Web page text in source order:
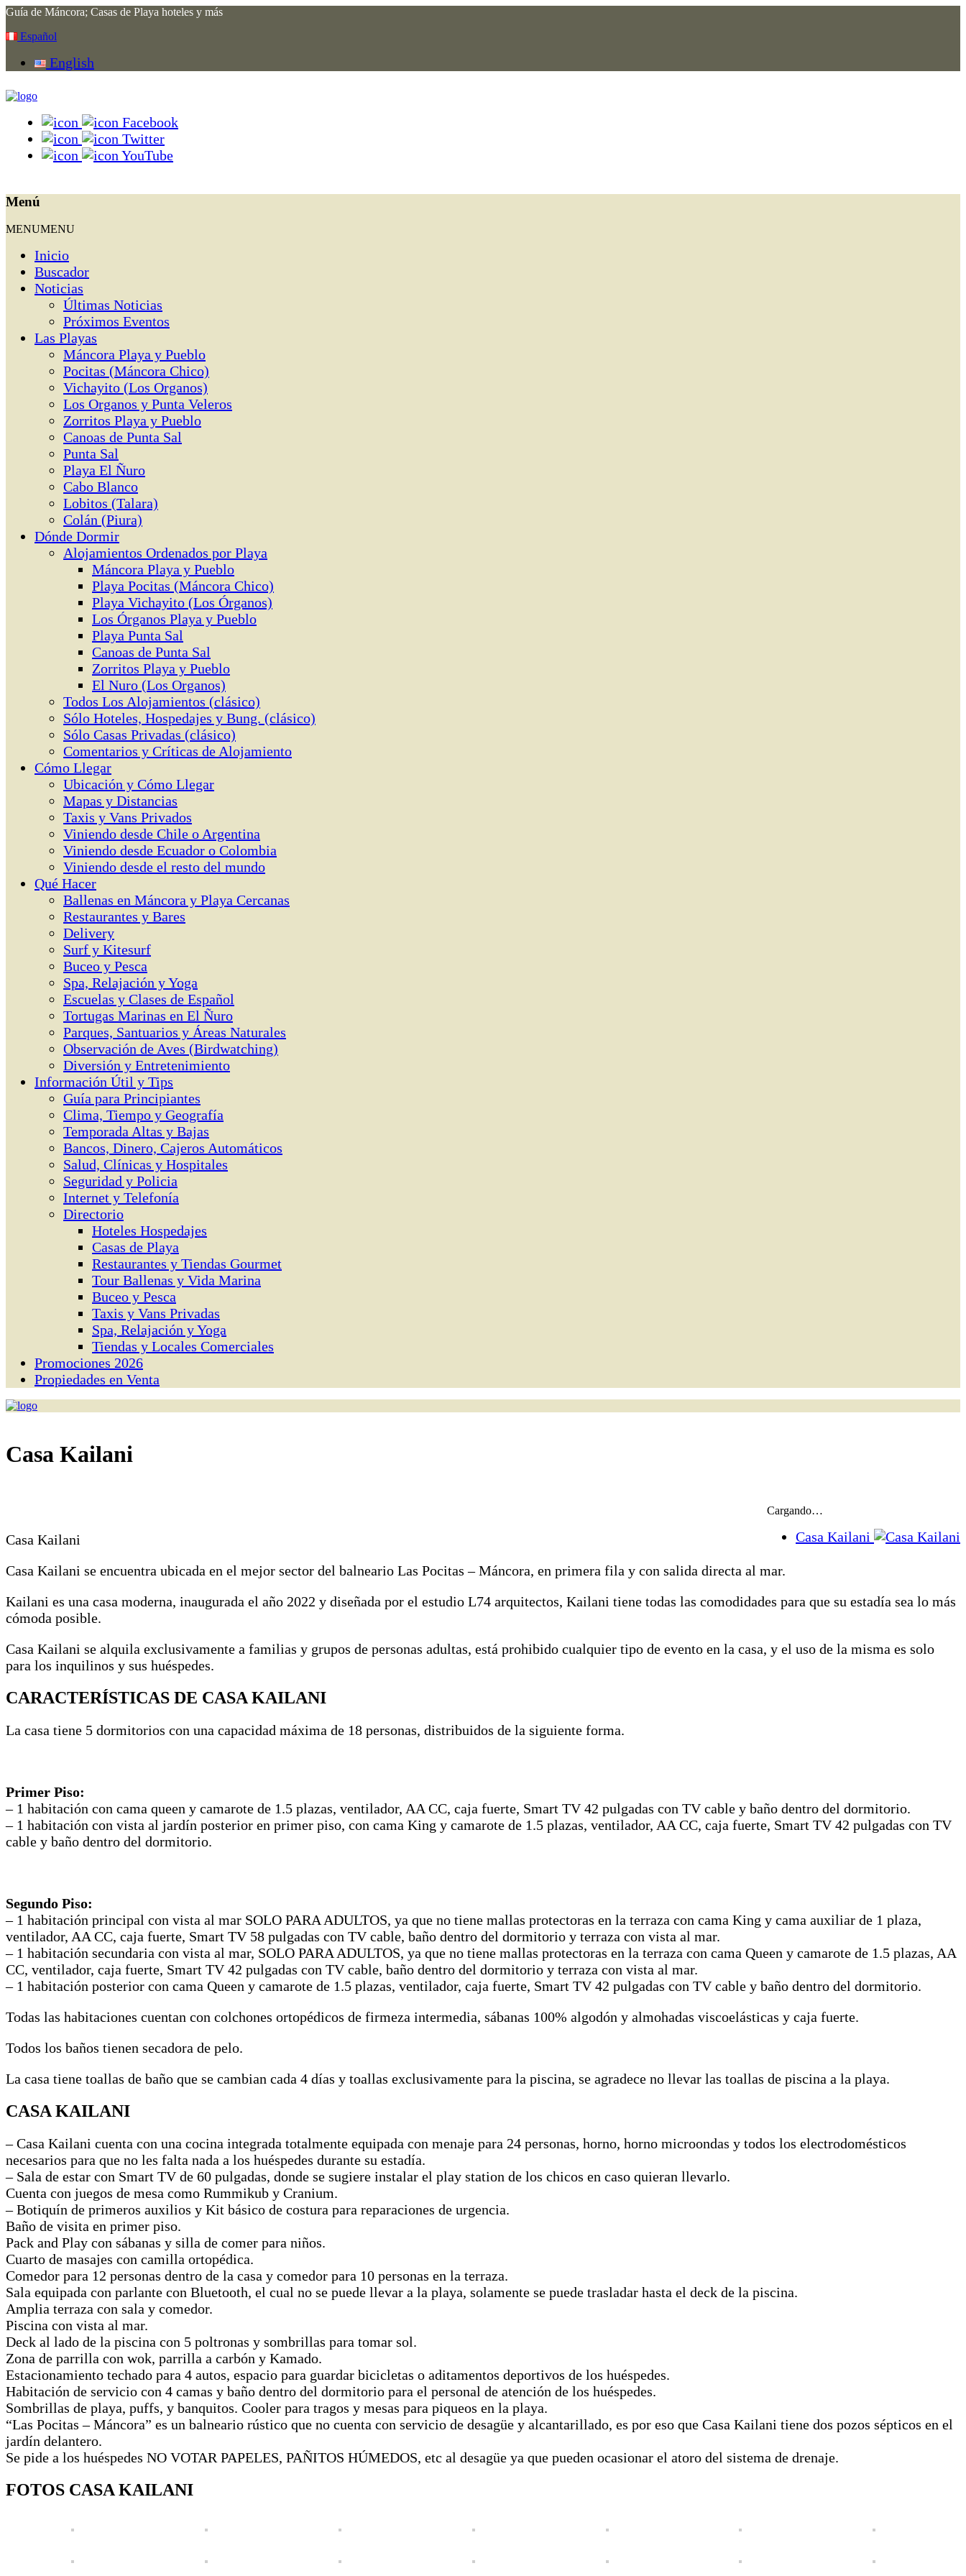
Guía de Máncora; Casas de Playa hoteles y más
Español
English
Facebook
Twitter
YouTube
Menú
MENUMENU
Inicio
Buscador
Noticias
Últimas Noticias
Próximos Eventos
Las Playas
Máncora Playa y Pueblo
Pocitas (Máncora Chico)
Vichayito (Los Organos)
Los Organos y Punta Veleros
Zorritos Playa y Pueblo
Canoas de Punta Sal
Punta Sal
Playa El Ñuro
Cabo Blanco
Lobitos (Talara)
Colán (Piura)
Dónde Dormir
Alojamientos Ordenados por Playa
Máncora Playa y Pueblo
Playa Pocitas (Máncora Chico)
Playa Vichayito (Los Órganos)
Los Órganos Playa y Pueblo
Playa Punta Sal
Canoas de Punta Sal
Zorritos Playa y Pueblo
El Nuro (Los Organos)
Todos Los Alojamientos (clásico)
Sólo Hoteles, Hospedajes y Bung. (clásico)
Sólo Casas Privadas (clásico)
Comentarios y Críticas de Alojamiento
Cómo Llegar
Ubicación y Cómo Llegar
Mapas y Distancias
Taxis y Vans Privados
Viniendo desde Chile o Argentina
Viniendo desde Ecuador o Colombia
Viniendo desde el resto del mundo
Qué Hacer
Ballenas en Máncora y Playa Cercanas
Restaurantes y Bares
Delivery
Surf y Kitesurf
Buceo y Pesca
Spa, Relajación y Yoga
Escuelas y Clases de Español
Tortugas Marinas en El Ñuro
Parques, Santuarios y Áreas Naturales
Observación de Aves (Birdwatching)
Diversión y Entretenimiento
Información Útil y Tips
Guía para Principiantes
Clima, Tiempo y Geografía
Temporada Altas y Bajas
Bancos, Dinero, Cajeros Automáticos
Salud, Clínicas y Hospitales
Seguridad y Policia
Internet y Telefonía
Directorio
Hoteles Hospedajes
Casas de Playa
Restaurantes y Tiendas Gourmet
Tour Ballenas y Vida Marina
Buceo y Pesca
Taxis y Vans Privadas
Spa, Relajación y Yoga
Tiendas y Locales Comerciales
Promociones 2026
Propiedades en Venta
Casa Kailani
Cargando…
Casa Kailani
Casa Kailani
Casa Kailani se encuentra ubicada en el mejor sector del balneario Las Pocitas – Máncora, en primera fila y con salida directa al mar.
Kailani es una casa moderna, inaugurada el año 2022 y diseñada por el estudio L74 arquitectos, Kailani tiene todas las comodidades para que su estadía sea lo más
cómoda posible.
Casa Kailani se alquila exclusivamente a familias y grupos de personas adultas, está prohibido cualquier tipo de evento en la casa, y el uso de la misma es solo
para los inquilinos y sus huéspedes.
CARACTERÍSTICAS DE CASA KAILANI
La casa tiene 5 dormitorios con una capacidad máxima de 18 personas, distribuidos de la siguiente forma.
Primer Piso:
– 1 habitación con cama queen y camarote de 1.5 plazas, ventilador, AA CC, caja fuerte, Smart TV 42 pulgadas con TV cable y baño dentro del dormitorio.
– 1 habitación con vista al jardín posterior en primer piso, con cama King y camarote de 1.5 plazas, ventilador, AA CC, caja fuerte, Smart TV 42 pulgadas con TV
cable y baño dentro del dormitorio.
Segundo Piso:
– 1 habitación principal con vista al mar SOLO PARA ADULTOS, ya que no tiene mallas protectoras en la terraza con cama King y cama auxiliar de 1 plaza,
ventilador, AA CC, caja fuerte, Smart TV 58 pulgadas con TV cable, baño dentro del dormitorio y terraza con vista al mar.
– 1 habitación secundaria con vista al mar, SOLO PARA ADULTOS, ya que no tiene mallas protectoras en la terraza con cama Queen y camarote de 1.5 plazas, AA
CC, ventilador, caja fuerte, Smart TV 42 pulgadas con TV cable, baño dentro del dormitorio y terraza con vista al mar.
– 1 habitación posterior con cama Queen y camarote de 1.5 plazas, ventilador, caja fuerte, Smart TV 42 pulgadas con TV cable y baño dentro del dormitorio.
Todas las habitaciones cuentan con colchones ortopédicos de firmeza intermedia, sábanas 100% algodón y almohadas viscoelásticas y caja fuerte.
Todos los baños tienen secadora de pelo.
La casa tiene toallas de baño que se cambian cada 4 días y toallas exclusivamente para la piscina, se agradece no llevar las toallas de piscina a la playa.
CASA KAILANI
– Casa Kailani cuenta con una cocina integrada totalmente equipada con menaje para 24 personas, horno, horno microondas y todos los electrodomésticos
necesarios para que no les falta nada a los huéspedes durante su estadía.
– Sala de estar con Smart TV de 60 pulgadas, donde se sugiere instalar el play station de los chicos en caso quieran llevarlo.
Cuenta con juegos de mesa como Rummikub y Cranium.
– Botiquín de primeros auxilios y Kit básico de costura para reparaciones de urgencia.
Baño de visita en primer piso.
Pack and Play con sábanas y silla de comer para niños.
Cuarto de masajes con camilla ortopédica.
Comedor para 12 personas dentro de la casa y comedor para 10 personas en la terraza.
Sala equipada con parlante con Bluetooth, el cual no se puede llevar a la playa, solamente se puede trasladar hasta el deck de la piscina.
Amplia terraza con sala y comedor.
Piscina con vista al mar.
Deck al lado de la piscina con 5 poltronas y sombrillas para tomar sol.
Zona de parrilla con wok, parrilla a carbón y Kamado.
Estacionamiento techado para 4 autos, espacio para guardar bicicletas o aditamentos deportivos de los huéspedes.
Habitación de servicio con 4 camas y baño dentro del dormitorio para el personal de atención de los huéspedes.
Sombrillas de playa, puffs, y banquitos. Cooler para tragos y mesas para piqueos en la playa.
“Las Pocitas – Máncora” es un balneario rústico que no cuenta con servicio de desagüe y alcantarillado, es por eso que Casa Kailani tiene dos pozos sépticos en el
jardín delantero.
Se pide a los huéspedes NO VOTAR PAPELES, PAÑITOS HÚMEDOS, etc al desagüe ya que pueden ocasionar el atoro del sistema de drenaje.
FOTOS CASA KAILANI